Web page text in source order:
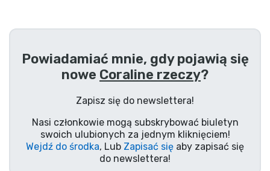
Powiadamiać mnie, gdy pojawią się
nowe Coraline rzeczy?
Zapisz się do newslettera!
Nasi członkowie mogą subskrybować biuletyn
swoich ulubionych za jednym kliknięciem!
Wejdź do środka, Lub Zapisać się aby zapisać się
do newslettera!
Rzeczy seryjne
Rzeczy filmowe
Wspaniałe rzeczy
Rzeczy z anime
Rzeczy dla graczy